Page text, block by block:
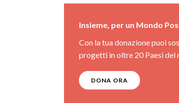
Insieme, per un Mondo
Con la tua donazione puoi
progetti in oltre 20 Paesi del
DONA ORA